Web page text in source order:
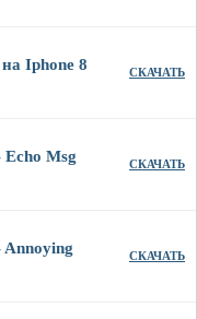
Iphone 8 СКАЧАТЬ
Msg СКАЧАТЬ
Annoying СКАЧАТЬ